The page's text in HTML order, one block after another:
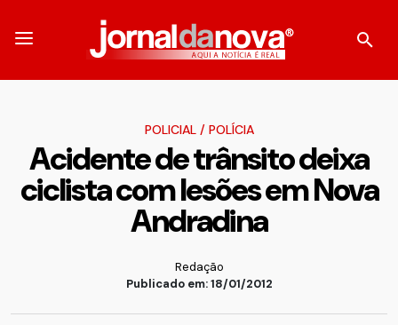
POLICIAL/ POLÍCIA
Acidente de trânsito deixa
ciclista com lesões em Nova
Andradina
Redação
Publicado em: 18/01/2012